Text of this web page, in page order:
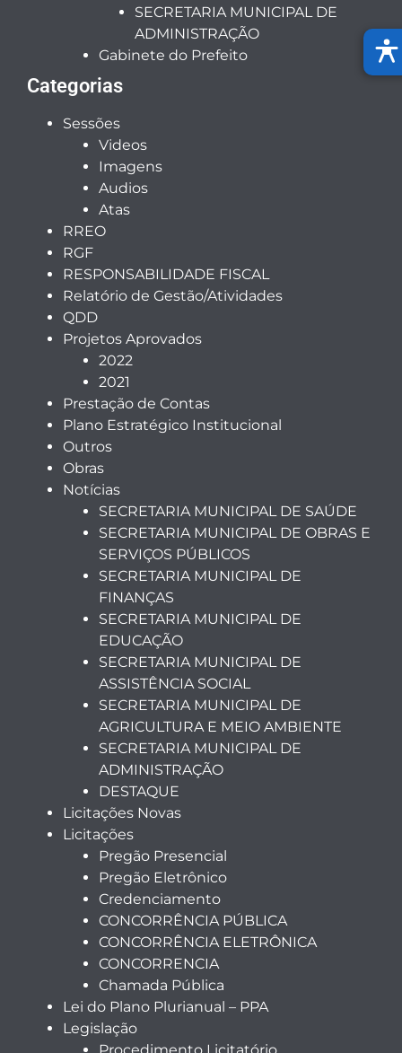
SECRETARIA MUNICIPAL DE
ADMINISTRAÇÃO
Gabinete do Prefeito
Categorias
Sessões
Videos
Imagens
Audios
Atas
RREO
RGF
RESPONSABILIDADE FISCAL
Relatório de Gestão/Atividades
QDD
Projetos Aprovados
2022
2021
Prestação de Contas
Plano Estratégico Institucional
Outros
Obras
Notícias
SECRETARIA MUNICIPAL DE SAÚDE
SECRETARIA MUNICIPAL DE OBRAS E
SERVIÇOS PÚBLICOS
SECRETARIA MUNICIPAL DE
FINANÇAS
SECRETARIA MUNICIPAL DE
EDUCAÇÃO
SECRETARIA MUNICIPAL DE
ASSISTÊNCIA SOCIAL
SECRETARIA MUNICIPAL DE
AGRICULTURA E MEIO AMBIENTE
SECRETARIA MUNICIPAL DE
ADMINISTRAÇÃO
DESTAQUE
Licitações Novas
Licitações
Pregão Presencial
Pregão Eletrônico
Credenciamento
CONCORRÊNCIA PÚBLICA
CONCORRÊNCIA ELETRÔNICA
CONCORRENCIA
Chamada Pública
Lei do Plano Plurianual – PPA
Legislação